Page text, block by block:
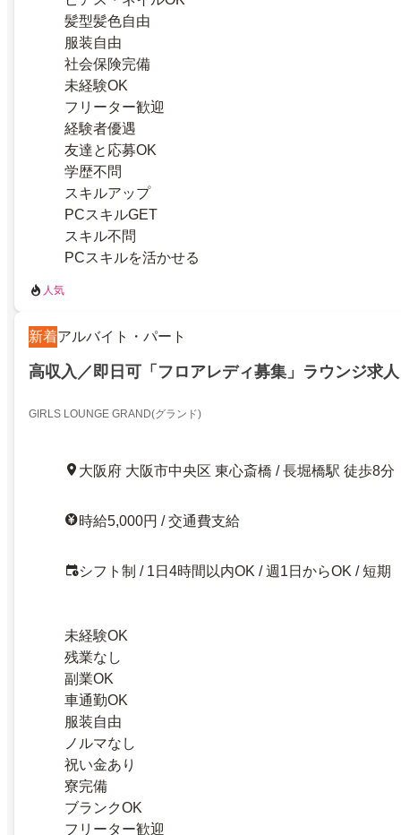
髪型髪色自由
服装自由
社会保険完備
未経験OK
フリーター歓迎
経験者優遇
友達と応募OK
学歴不問
スキルアップ
PCスキルGET
スキル不問
PCスキルを活かせる
人気
新着アルバイト・パート
高収入／即日可「フロアレディ募集」ラウンジ求人
GIRLS LOUNGE GRAND(グランド)
大阪府 大阪市中央区 東心斎橋 / 長堀橋駅 徒歩8分
時給5,000円 / 交通費支給
シフト制 / 1日4時間以内OK / 週1日からOK / 短期
未経験OK
残業なし
副業OK
車通勤OK
服装自由
ノルマなし
祝い金あり
寮完備
ブランクOK
フリーター歓迎